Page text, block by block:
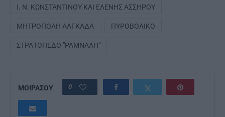
Ι. Ν. ΚΩΝΣΤΑΝΤΊΝΟΥ ΚΑΙ ΕΛΈΝΗΣ ΑΣΣΉΡΟΥ
ΜΗΤΡΌΠΟΛΗ ΛΑΓΚΑΔΆ ΠΥΡΟΒΟΛΙΚΌ
ΣΤΡΑΤΌΠΕΔΟ "ΡΆΜΝΑΛΗ"
ΜΟΙΡΑΣΟΥ 0